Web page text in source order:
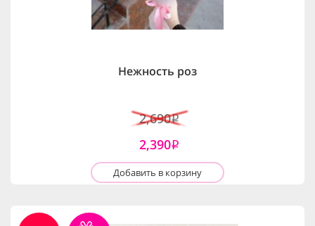
Нежность роз
2,690i
2,390i
Добавить в корзину